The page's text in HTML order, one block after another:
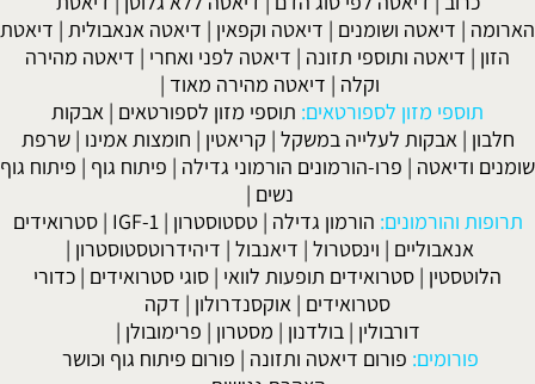
הארומה | דיאטה ושומנים | דיאטה וקפאין | דיאטה אנאבולית | דיאטת
הזון | דיאטה ותוספי תזונה | דיאטה לפני ואחרי | דיאטה מהירה
וקלה | דיאטה מהירה מאוד |
תוספי מזון לספורטאים: תוספי מזון לספורטאים | אבקות
חלבון | אבקות לעלייה במשקל | קריאטין | חומצות אמינו |שרפת
שומנים ודיאטה | פרו-הורמונים הורמוני גדילה | פיתוח גוף | פיתוח גוף
נשים |
תרופות והורמונים: הורמון גדילה |טסטוסטרון |
IGF-1
|סטרואידים
אנאבוליים | וינסטרול | דיאנבול | דיהידרוטסטוסטרון |
הלוטסטין | סטרואידים תופעות לוואי | סוגי סטרואידים | כדורי
סטרואידים | אוקסנדרולון | דקה
דורבולין | בולדנון | מסטרון | פרימובולן |
פורומים: פורום דיאטה ותזונה | פורום פיתוח גוף וכושר